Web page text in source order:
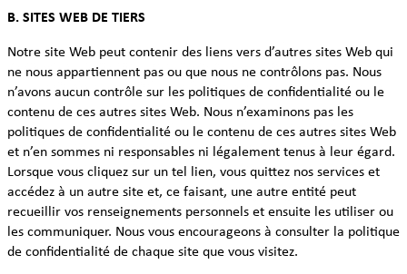
B. SITES WEB DE TIERS
Notre site Web peut contenir des liens vers d’autres sites Web qui
ne nous appartiennent pas ou que nous ne contrôlons pas. Nous
n’avons aucun contrôle sur les politiques de confidentialité ou le
contenu de ces autres sites Web. Nous n’examinons pas les
politiques de confidentialité ou le contenu de ces autres sites Web
et n’en sommes ni responsables ni légalement tenus à leur égard.
Lorsque vous cliquez sur un tel lien, vous quittez nos services et
accédez à un autre site et, ce faisant, une autre entité peut
recueillir vos renseignements personnels et ensuite les utiliser ou
les communiquer. Nous vous encourageons à consulter la politique
de confidentialité de chaque site que vous visitez.